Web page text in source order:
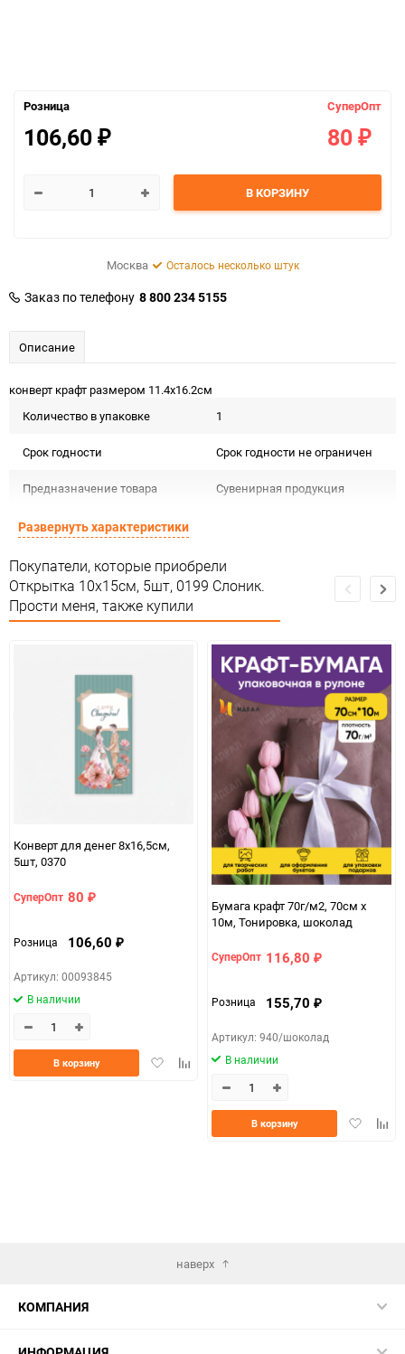
Розница
106,60 ₽
СуперОпт
80 ₽
В КОРЗИНУ
Москва Осталось несколько штук
Заказ по телефону 8 800 234 5155
Описание
конверт крафт размером 11.4х16.2см
Количество в упаковке
1
Срок годности Срок годности не ограничен
Предназначение товара Сувенирная продукция
Сертификация
Особые условия Особых условий не требует
Минимальное количество 1
Развернуть характеристики
Покупатели, которые приобрели
Открытка 10х15см, 5шт, 0199 Слоник.
Прости меня, также купили
Конверт для денег 8х16,5см,
5шт, 0370
СуперОпт 80 ₽
Розница 106,60 ₽
Артикул: 00093845
В наличии
ДобавитьДобавить
В корзину
Бумага крафт 70г/м2, 70см x
10м, Тонировка, шоколад
СуперОпт 116,80 ₽
Розница 155,70 ₽
Артикул: 940/шоколад
В наличии
Добавить
В корзину
наверх
КОМПАНИЯ